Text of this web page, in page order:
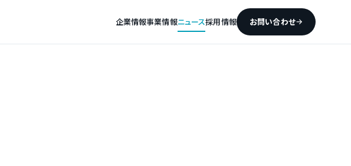
企業情報事業情報ニュース採用情報 お問い合わせ→